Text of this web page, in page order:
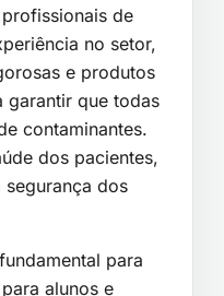
de
no setor,
e produtos
garantir que todas
contaminantes.
dos pacientes,
dos
para
alunos e